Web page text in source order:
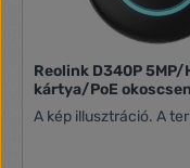
Reolink D340P
kártya/PoE
A kép illusztráció. A